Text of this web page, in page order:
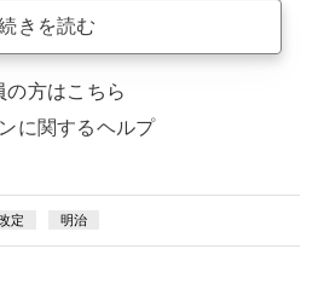
きを読む
の方はこちら
に関するヘルプ
定 明治